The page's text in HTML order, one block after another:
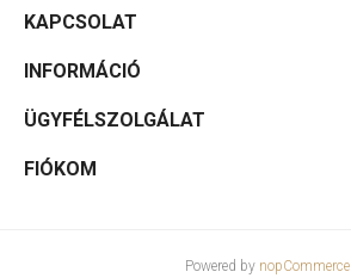
KAPCSOLAT
INFORMÁCIÓ
ÜGYFÉLSZOLGÁLAT
FIÓKOM
Powered by nopCommerce